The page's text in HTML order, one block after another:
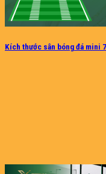
Kích thước sân bóng đá mini